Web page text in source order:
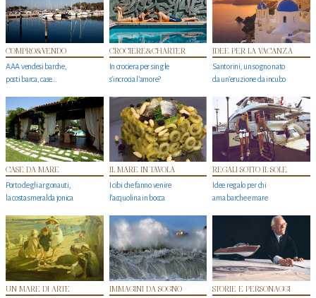
COMPRO&VENDO
AAA vendesi barche,
posti barca, case…
CROCIERE&CHARTER
In crociera per single
s'incrocia l’amore?
IDEE PER LA VACANZA
Santorini, un sogno nato
da un’eruzione da incubo
CASE DA MARE
Porto degli argonauti,
la costa smeralda jonica
IL MARE IN TAVOLA
I cibi che fanno venire
l’acquolina in bocca
REGALI SOTTO IL SOLE
Idee regalo per chi
ama barche e mare
UN MARE DI ARTE IMMAGINI DA SOGNO STORIE E PERSONAGGI